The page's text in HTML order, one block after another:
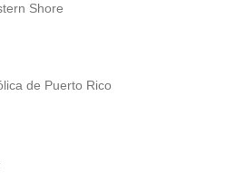
Shore
de Puerto Rico